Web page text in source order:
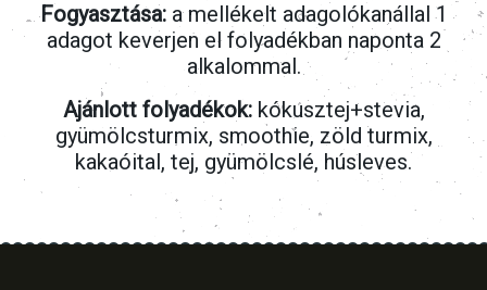
Fogyasztása:a mellékelt adagolókanállal 1
adagot keverjen el folyadékban naponta 2
alkalommal.
Ajánlott folyadékok:kókusztej+stevia,
gyümölcsturmix, smoothie, zöld turmix,
kakaóital, tej, gyümölcslé, húsleves.